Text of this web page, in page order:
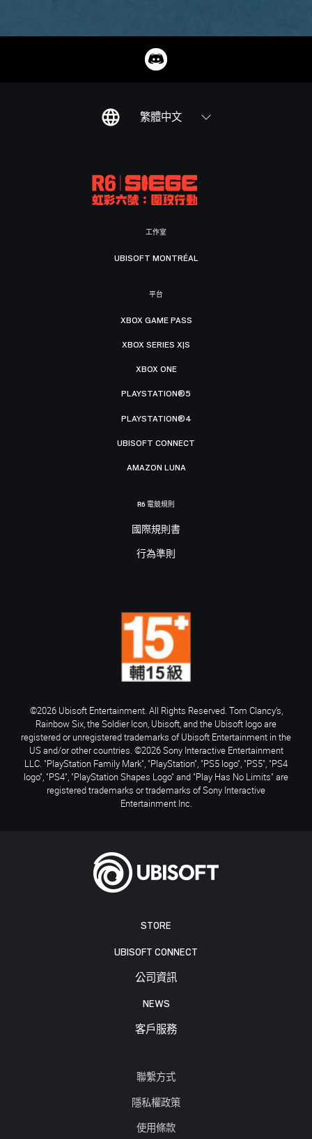
繁體中文
STORE
UBISOFT CONNECT
公司資訊
NEWS
客戶服務
聯繫方式
隱私權政策
使用條款
工作室
UBISOFT MONTRÉAL
平台
XBOX GAME PASS
XBOX SERIES X|S
XBOX ONE
PLAYSTATION®5
PLAYSTATION®4
UBISOFT CONNECT
AMAZON LUNA
R6 電競規則
國際規則書
行為準則
©2026 Ubisoft Entertainment. All Rights Reserved. Tom Clancy’s,
Rainbow Six, the Soldier Icon, Ubisoft, and the Ubisoft logo are
registered or unregistered trademarks of Ubisoft Entertainment in the
US and/or other countries. ©2026 Sony Interactive Entertainment
LLC. "PlayStation Family Mark", "PlayStation", "PS5 logo", "PS5", "PS4
logo", "PS4", "PlayStation Shapes Logo" and "Play Has No Limits" are
registered trademarks or trademarks of Sony Interactive
Entertainment Inc.